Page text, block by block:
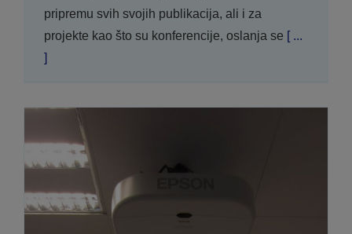
pripremu svih svojih publikacija, ali i za
projekte kao što su konferencije, oslanja se [ ...
]